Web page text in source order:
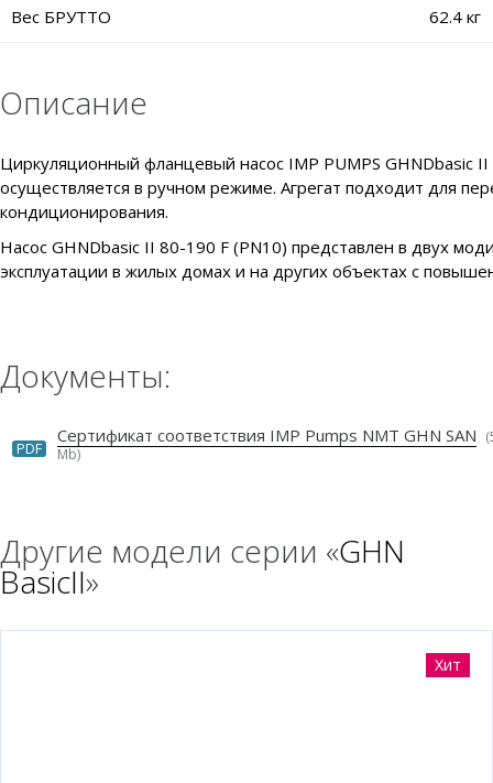
Вес БРУТТО 62.4 кг
Описание
Циркуляционный фланцевый насос IMP PUMPS GHNDbasic
осуществляется в ручном режиме. Агрегат подходит для
кондиционирования.
Насос GHNDbasic II 80-190 F (РN10) представлен в двух
эксплуатации в жилых домах и на других объектах с
Документы:
PDF
Сертификат соответствия IMP Pumps NMT GHN SAN
Mb)
Другие модели серии «GHN
BasicII»
Хит